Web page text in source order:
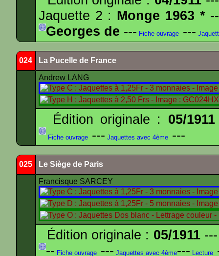
Jaquette 2 : Monge 1963 *
Georges de --- Fiche ouvrage ---
024 La Pucelle de France
Andrew LANG
Édition originale : 05/1911
Fiche ouvrage --- Jaquettes avec 4ème ---
025 Le Siège de Paris
Francisque SARCEY
Édition originale : 05/1911---
-- Fiche ouvrage --- Jaquettes avec 4ème--- Lecture